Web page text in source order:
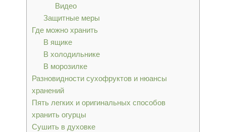
Видео
Защитные меры
Где можно хранить
В ящике
В холодильнике
В морозилке
Разновидности сухофруктов и нюансы
хранений
Пять легких и оригинальных способов
хранить огурцы
Сушить в духовке